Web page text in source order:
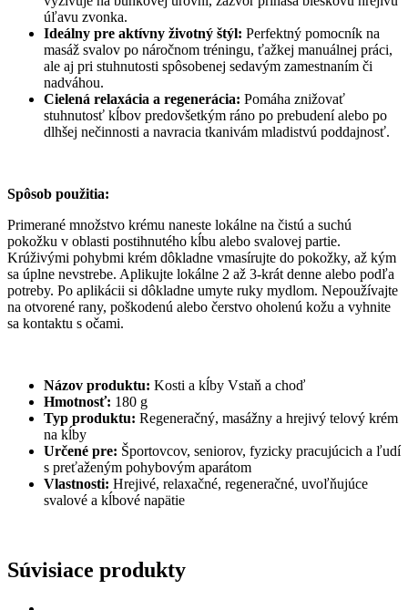
úľavu zvonka.
Ideálny pre aktívny životný štýl: Perfektný pomocník na
masáž svalov po náročnom tréningu, ťažkej manuálnej práci,
ale aj pri stuhnutosti spôsobenej sedavým zamestnaním či
nadváhou.
Cielená relaxácia a regenerácia: Pomáha znižovať
stuhnutosť kĺbov predovšetkým ráno po prebudení alebo po
dlhšej nečinnosti a navracia tkanivám mladistvú poddajnosť.
Spôsob použitia:
Primerané množstvo krému naneste lokálne na čistú a suchú
pokožku v oblasti postihnutého kĺbu alebo svalovej partie.
Krúživými pohybmi krém dôkladne vmasírujte do pokožky, až kým
sa úplne nevstrebe. Aplikujte lokálne 2 až 3-krát denne alebo podľa
potreby. Po aplikácii si dôkladne umyte ruky mydlom. Nepoužívajte
na otvorené rany, poškodenú alebo čerstvo oholenú kožu a vyhnite
sa kontaktu s očami.
Názov produktu: Kosti a kĺby Vstaň a choď
Hmotnosť: 180 g
Typ produktu: Regeneračný, masážny a hrejivý telový krém
na kĺby
Určené pre: Športovcov, seniorov, fyzicky pracujúcich a ľudí
s preťaženým pohybovým aparátom
Vlastnosti: Hrejivé, relaxačné, regeneračné, uvoľňujúce
svalové a kĺbové napätie
Súvisiace produkty